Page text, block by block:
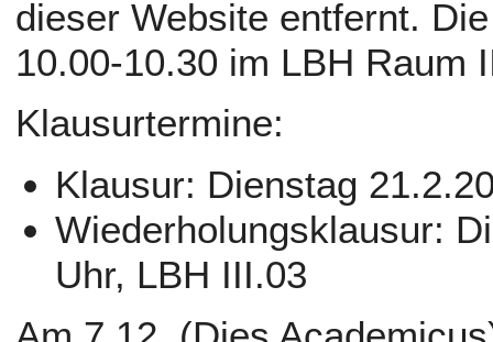
dieser Website entfernt.
10.00-10.30 im LBH Raum
Klausurtermine:
Klausur: Dienstag
Wiederholungsklausur:
Uhr, LBH III.03